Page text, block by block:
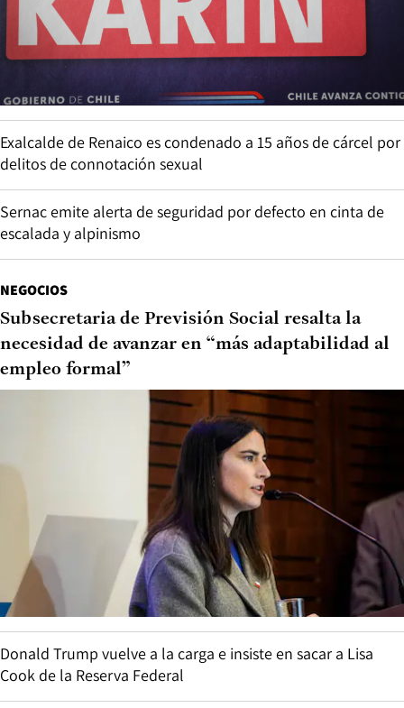
Exalcalde de Renaico es condenado a 15 años de cárcel por
delitos de connotación sexual
Sernac emite alerta de seguridad por defecto en cinta de
escalada y alpinismo
NEGOCIOS
Subsecretaria de Previsión Social resalta la
necesidad de avanzar en “más adaptabilidad al
empleo formal”
Donald Trump vuelve a la carga e insiste en sacar a Lisa
Cook de la Reserva Federal